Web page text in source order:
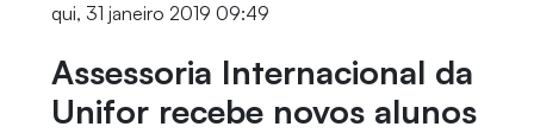
qui, 31 janeiro 2019 09:49
Assessoria Internacional da
Unifor recebe novos alunos